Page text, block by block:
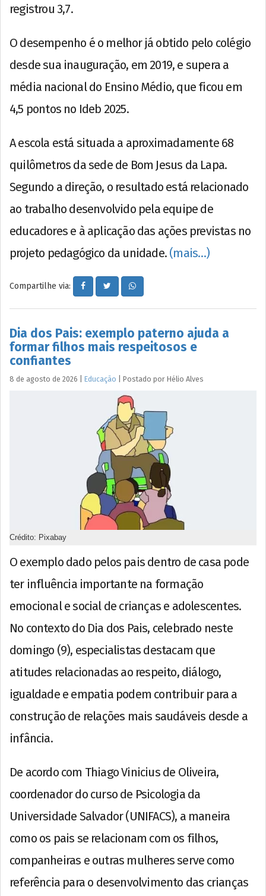
registrou 3,7.
O desempenho é o melhor já obtido pelo colégio
desde sua inauguração, em 2019, e supera a
média nacional do Ensino Médio, que ficou em
4,5 pontos no Ideb 2025.
A escola está situada a aproximadamente 68
quilômetros da sede de Bom Jesus da Lapa.
Segundo a direção, o resultado está relacionado
ao trabalho desenvolvido pela equipe de
educadores e à aplicação das ações previstas no
projeto pedagógico da unidade. (mais…)
Compartilhe via:
Dia dos Pais: exemplo paterno ajuda a
formar filhos mais respeitosos e
confiantes
8 de agosto de 2026 Educação Postado por Hélio Alves
Crédito: Pixabay
O exemplo dado pelos pais dentro de casa pode
ter influência importante na formação
emocional e social de crianças e adolescentes.
No contexto do Dia dos Pais, celebrado neste
domingo (9), especialistas destacam que
atitudes relacionadas ao respeito, diálogo,
igualdade e empatia podem contribuir para a
construção de relações mais saudáveis desde a
infância.
De acordo com Thiago Vinicius de Oliveira,
coordenador do curso de Psicologia da
Universidade Salvador (UNIFACS), a maneira
como os pais se relacionam com os filhos,
companheiras e outras mulheres serve como
referência para o desenvolvimento das crianças